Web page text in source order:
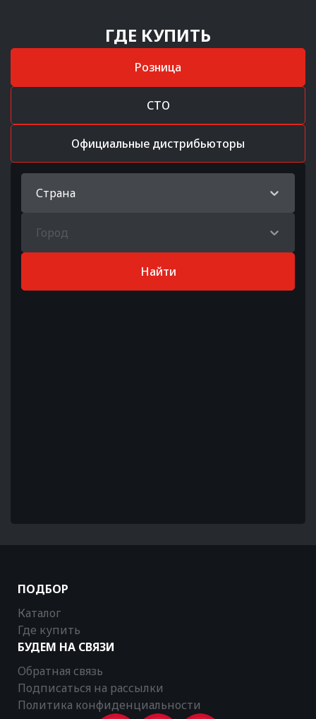
ГДЕ КУПИТЬ
Розница
СТО
Официальные дистрибьюторы
Страна
Город
Найти
ПОДБОР
Каталог
Где купить
БУДЕМ НА СВЯЗИ
Обратная связь
Подписаться на рассылки
Политика конфиденциальности